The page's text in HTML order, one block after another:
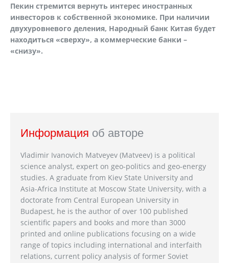
Пекин стремится вернуть интерес иностранных
инвесторов к собственной экономике. При наличии
двухуровневого деления, Народный банк Китая будет
находиться «сверху», а коммерческие банки –
«снизу».
Информация об авторе
Vladimir Ivanovich Matveyev (Matveev) is a political
science analyst, expert on geo-politics and geo-energy
studies. A graduate from Kiev State University and
Asia-Africa Institute at Moscow State University, with a
doctorate from Central European University in
Budapest, he is the author of over 100 published
scientific papers and books and more than 3000
printed and online publications focusing on a wide
range of topics including international and interfaith
relations, current policy analysis of former Soviet